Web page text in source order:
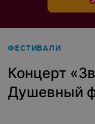
ФЕСТИВАЛИ
Концерт
Душевный